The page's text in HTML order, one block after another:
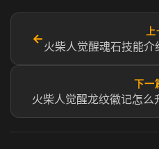
←
火柴人觉醒魂石技能
下一
火柴人觉醒龙纹徽记怎